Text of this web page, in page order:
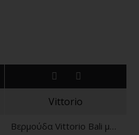
Vittorio
Βερμούδα Vittorio Bali μπλε